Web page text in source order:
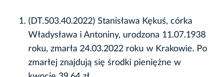
(DT.503.40.2022) Stanisława Kękuś, córka
Władysława i Antoniny, urodzona 11.07.1938
roku, zmarła 24.03.2022 roku w Krakowie. Po
zmarłej znajdują się środki pieniężne w